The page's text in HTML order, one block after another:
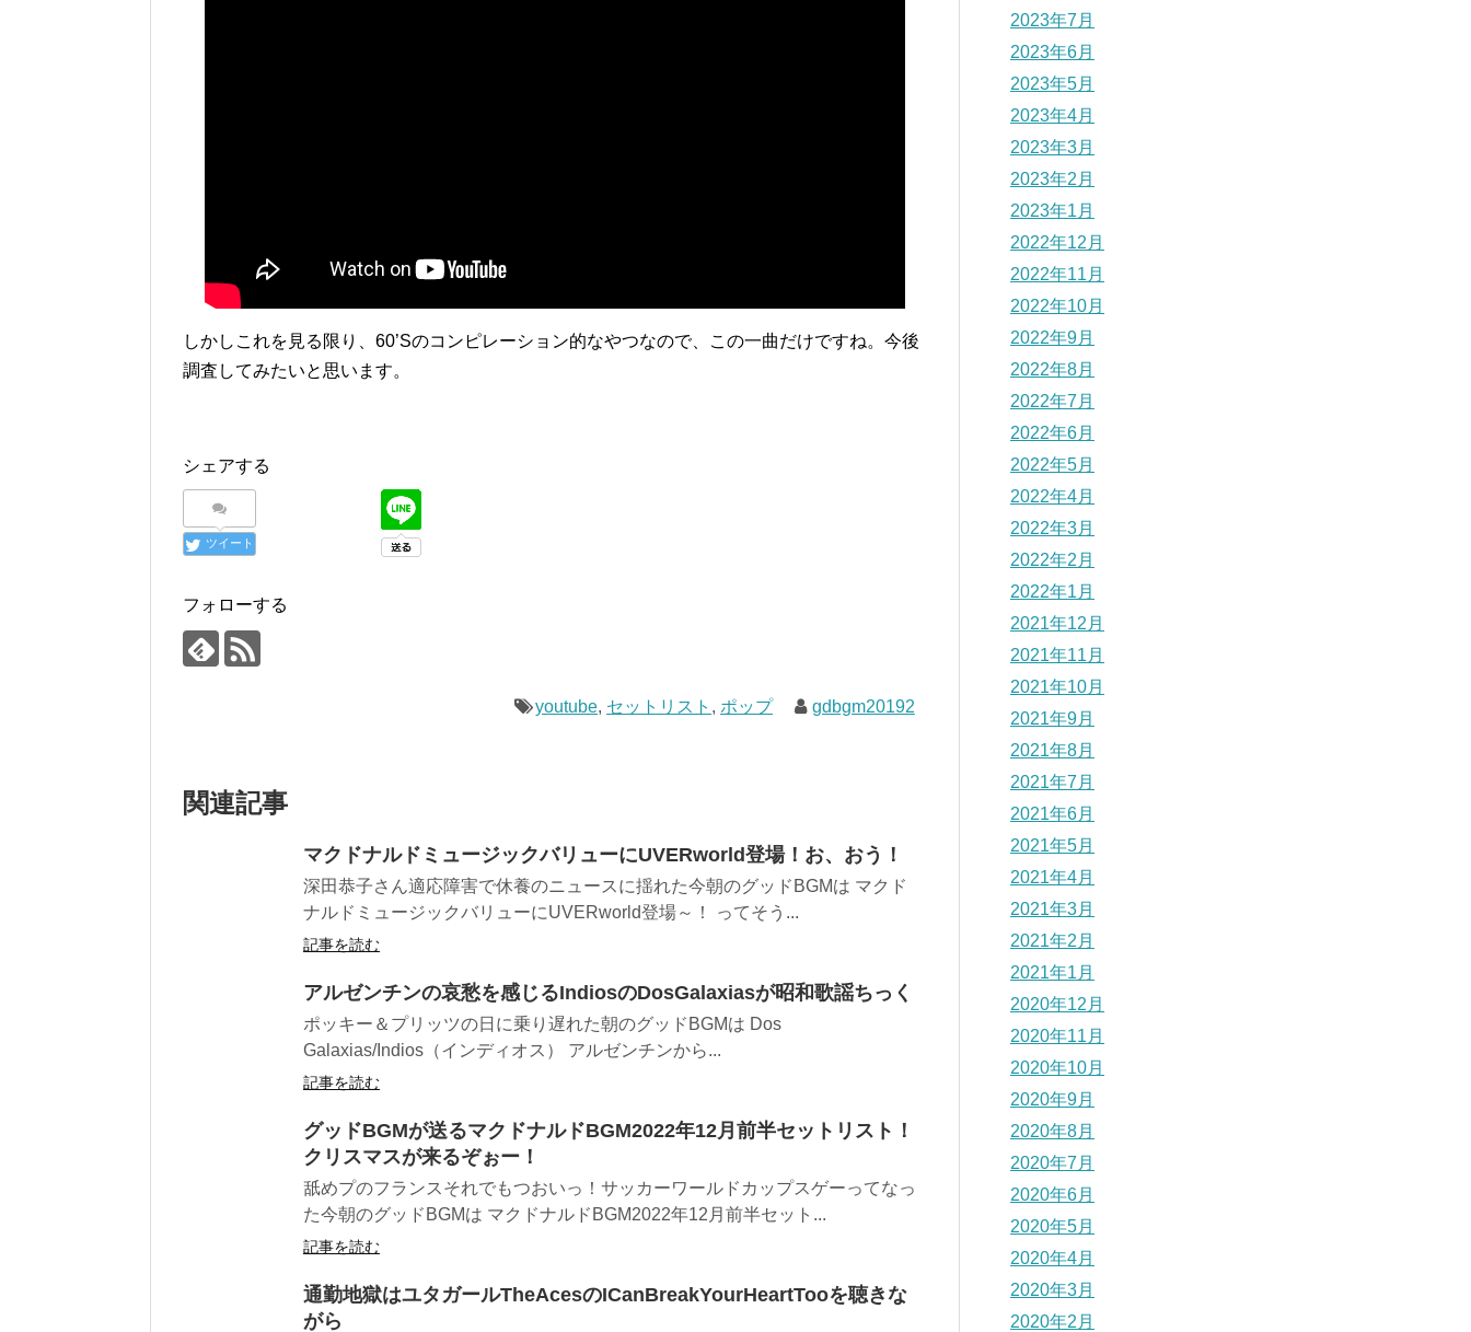
しかしこれを見る限り、60’Sのコンピレーション的なやつなので、この一曲だけですね。今後
調査してみたいと思います。
シェアする
ツイート
フォローする
youtube, セットリスト , ポップ gdbgm20192
関連記事
マクドナルドミュージックバリューにUVERworld登場！お、おう！
深田恭子さん適応障害で休養のニュースに揺れた今朝のグッドBGMは マクド
ナルドミュージックバリューにUVERworld登場～！ ってそう...
記事を読む
アルゼンチンの哀愁を感じるIndiosのDosGalaxiasが昭和歌謡ちっく
ポッキー＆プリッツの日に乗り遅れた朝のグッドBGMは Dos
Galaxias/Indios（インディオス） アルゼンチンから...
記事を読む
グッドBGMが送るマクドナルドBGM2022年12月前半セットリスト！
クリスマスが来るぞぉー！
舐めプのフランスそれでもつおいっ！サッカーワールドカップスゲーってなっ
た今朝のグッドBGMは マクドナルドBGM2022年12月前半セット...
記事を読む
通勤地獄はユタガールTheAcesのICanBreakYourHeartTooを聴きな
がら
2023年7月
2023年6月
2023年5月
2023年4月
2023年3月
2023年2月
2023年1月
2022年12月
2022年11月
2022年10月
2022年9月
2022年8月
2022年7月
2022年6月
2022年5月
2022年4月
2022年3月
2022年2月
2022年1月
2021年12月
2021年11月
2021年10月
2021年9月
2021年8月
2021年7月
2021年6月
2021年5月
2021年4月
2021年3月
2021年2月
2021年1月
2020年12月
2020年11月
2020年10月
2020年9月
2020年8月
2020年7月
2020年6月
2020年5月
2020年4月
2020年3月
2020年2月